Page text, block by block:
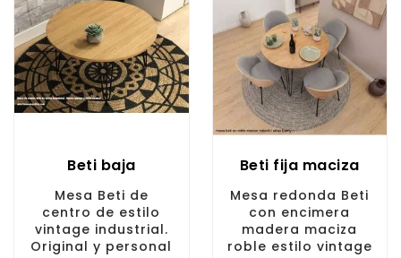
Beti baja
Mesa Beti de
centro de estilo
vintage industrial.
Original y personal
Beti fija maciza
Mesa redonda Beti
con encimera
madera maciza
roble estilo vintage